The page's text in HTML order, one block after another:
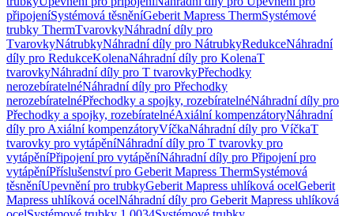
připojeníSystémová těsněníGeberit Mapress ThermSystémové
trubky ThermTvarovkyNáhradní díly pro
TvarovkyNátrubkyNáhradní díly pro NátrubkyRedukceNáhradní
díly pro RedukceKolenaNáhradní díly pro KolenaT
tvarovkyNáhradní díly pro T tvarovkyPřechodky
nerozebíratelnéNáhradní díly pro Přechodky
nerozebíratelnéPřechodky a spojky, rozebíratelnéNáhradní díly pro
Přechodky a spojky, rozebíratelnéAxiální kompenzátoryNáhradní
díly pro Axiální kompenzátoryVíčkaNáhradní díly pro VíčkaT
tvarovky pro vytápěníNáhradní díly pro T tvarovky pro
vytápěníPřipojení pro vytápěníNáhradní díly pro Připojení pro
vytápěníPříslušenství pro Geberit Mapress ThermSystémová
těsněníUpevnění pro trubkyGeberit Mapress uhlíková ocelGeberit
Mapress uhlíková ocelNáhradní díly pro Geberit Mapress uhlíková